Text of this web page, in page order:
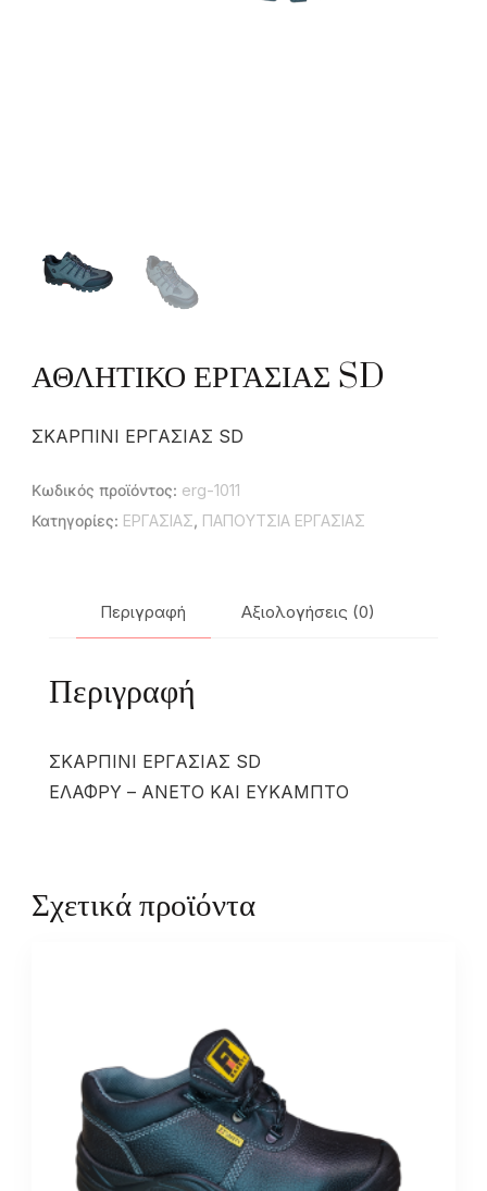
ΑΘΛΗΤΙΚΟ ΕΡΓΑΣΙΑΣ SD
ΣΚΑΡΠΙΝΙ ΕΡΓΑΣΙΑΣ SD
Κωδικός προϊόντος: erg-1011
Κατηγορίες: ΕΡΓΑΣΙΑΣ, ΠΑΠΟΥΤΣΙΑ ΕΡΓΑΣΙΑΣ
Περιγραφή Αξιολογήσεις (0)
Περιγραφή
ΣΚΑΡΠΙΝΙ ΕΡΓΑΣΙΑΣ SD
ΕΛΑΦΡΥ – ΑΝΕΤΟ ΚΑΙ ΕΥΚΑΜΠΤΟ
Σχετικά προϊόντα